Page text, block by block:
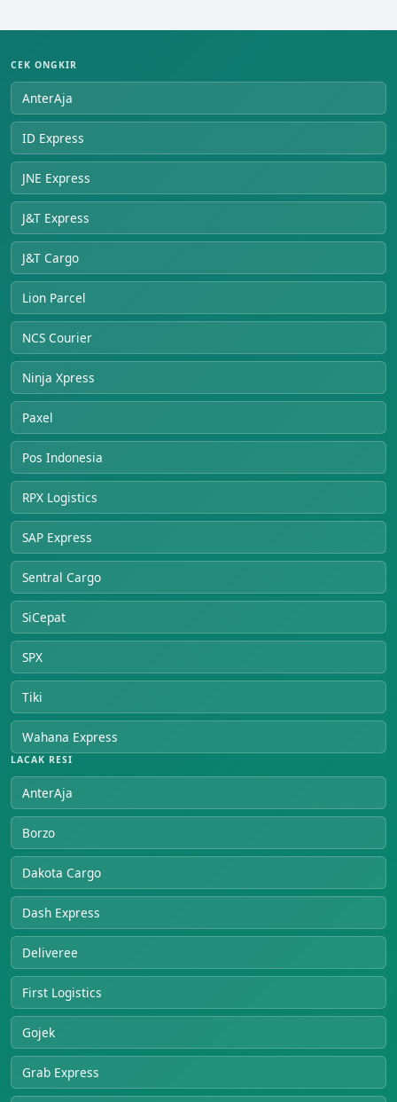
CEK ONGKIR
AnterAja
ID Express
JNE Express
J&T Express
J&T Cargo
Lion Parcel
NCS Courier
Ninja Xpress
Paxel
Pos Indonesia
RPX Logistics
SAP Express
Sentral Cargo
SiCepat
SPX
Tiki
Wahana Express
LACAK RESI
AnterAja
Borzo
Dakota Cargo
Dash Express
Deliveree
First Logistics
Gojek
Grab Express